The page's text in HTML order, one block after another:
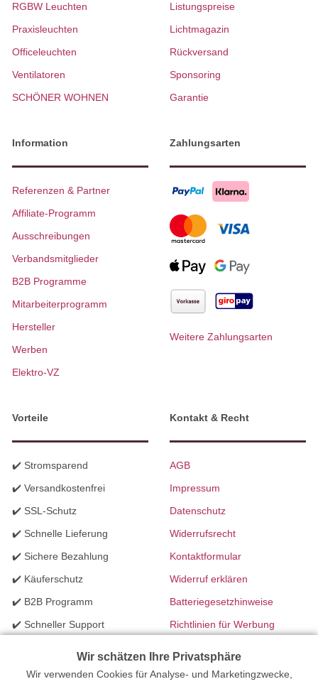
RGBW Leuchten
Praxisleuchten
Officeleuchten
Ventilatoren
SCHÖNER WOHNEN
Listungspreise
Lichtmagazin
Rückversand
Sponsoring
Garantie
Information
Referenzen & Partner
Affiliate-Programm
Ausschreibungen
Verbandsmitglieder
B2B Programme
Mitarbeiterprogramm
Hersteller
Werben
Elektro-VZ
Zahlungsarten
Weitere Zahlungsarten
Vorteile
✔️ Stromsparend
✔️ Versandkostenfrei
✔️ SSL-Schutz
✔️ Schnelle Lieferung
✔️ Sichere Bezahlung
✔️ Käuferschutz
✔️ B2B Programm
✔️ Schneller Support
Kontakt & Recht
AGB
Impressum
Datenschutz
Widerrufsrecht
Kontaktformular
Widerruf erklären
Batteriegesetzhinweise
Richtlinien für Werbung
Wir schätzen Ihre Privatsphäre
Wir verwenden Cookies für Analyse- und Marketingzwecke,